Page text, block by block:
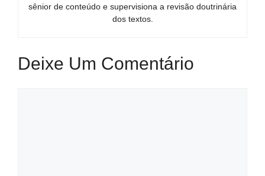
sênior de conteúdo e supervisiona a revisão doutrinária
dos textos.
Deixe Um Comentário